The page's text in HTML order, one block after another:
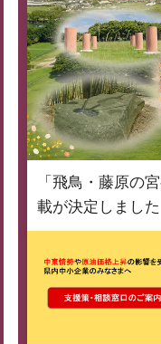
「飛鳥・藤原の
載が決定しました